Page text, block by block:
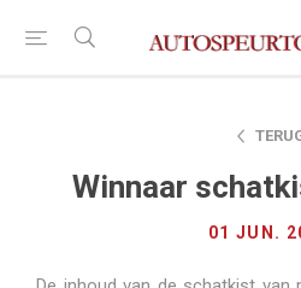
Winnaar
01 JUN.